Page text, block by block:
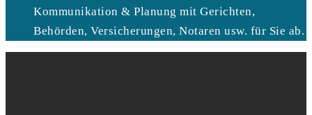
Kommunikation & Planung mit Gerichten,
Behörden, Versicherungen, Notaren usw. für Sie ab.